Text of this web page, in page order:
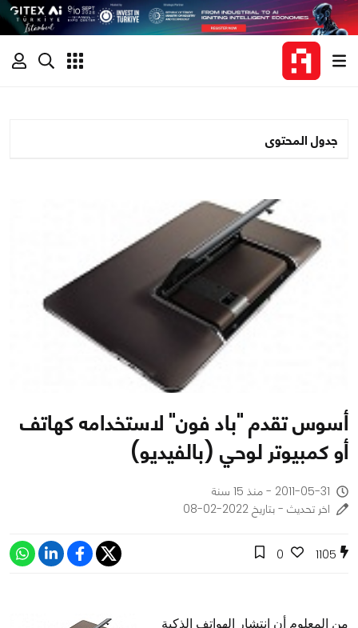
جدول المحتوى
أسوس تقدم "باد فون" لاستخدامه كهاتف
أو كمبيوتر لوحي (بالفيديو)
2011-05-31 - منذ 15 سنة
اخر تحديث - بتاريخ 2022-02-08
1105
0
من المعلوم أن انتشار الهواتف الذكية